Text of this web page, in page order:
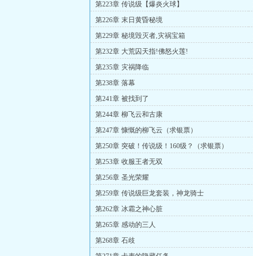
第223章 传说级【爆炎火球】
第226章 末日黄昏秘境
第229章 秘境毁灭者,灾祸宝箱
第232章 大荒囚天指!佛怒火莲!
第235章 灾祸降临
第238章 落幕
第241章 被找到了
第244章 柳飞云和古康
第247章 慷慨的柳飞云（求银票）
第250章 突破！传说级！160级？（求银票）
第253章 收服王者无双
第256章 圣光荣耀
第259章 传说级巨龙套装，神龙骑士
第262章 冰霜之神心脏
第265章 感动的三人
第268章 石歧